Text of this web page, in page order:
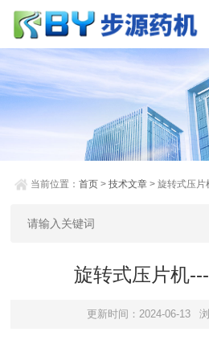
当前位置：首页 >技术文章 > 旋转式压片
旋转式压片机
更新时间：2024-06-13